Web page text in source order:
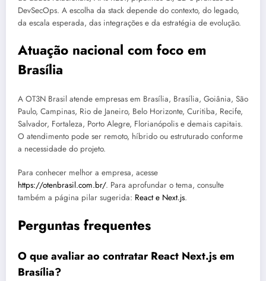
DevSecOps. A escolha da stack depende do contexto, do legado,
da escala esperada, das integrações e da estratégia de evolução.
Atuação nacional com foco em
Brasília
A OT3N Brasil atende empresas em Brasília, Brasília, Goiânia, São
Paulo, Campinas, Rio de Janeiro, Belo Horizonte, Curitiba, Recife,
Salvador, Fortaleza, Porto Alegre, Florianópolis e demais capitais.
O atendimento pode ser remoto, híbrido ou estruturado conforme
a necessidade do projeto.
Para conhecer melhor a empresa, acesse
https://otenbrasil.com.br/. Para aprofundar o tema, consulte
também a página pilar sugerida: React e Next.js.
Perguntas frequentes
O que avaliar ao contratar React Next.js em
Brasília?